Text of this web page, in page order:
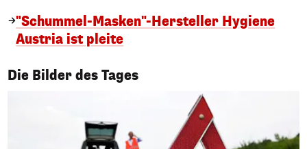
"Schummel-Masken"-Hersteller Hygiene
Austria ist pleite
Die Bilder des Tages
1/50